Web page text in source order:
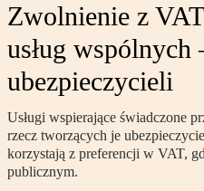
Zwolnienie z
usług wspólnych
ubezpieczycieli
Usługi wspierające świadczone
rzecz tworzących je
korzystają z preferencji w VAT,
publicznym.